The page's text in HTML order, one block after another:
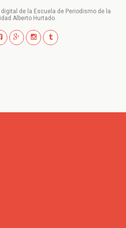
de la Escuela de Periodismo de la
Alberto Hurtado